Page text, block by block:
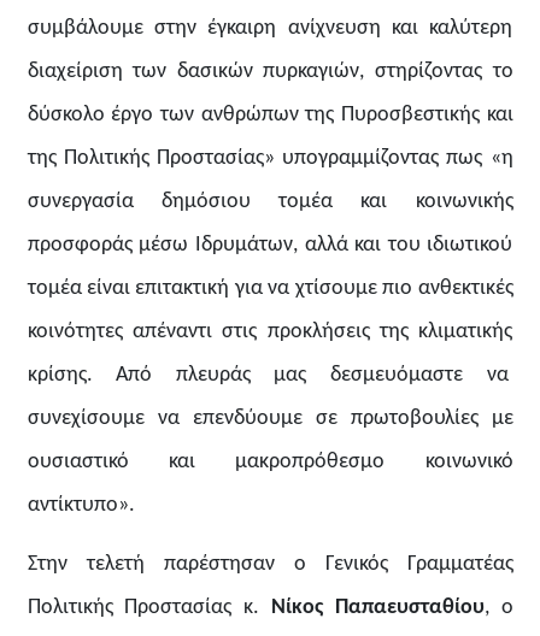
συμβάλουμε στην έγκαιρη ανίχνευση και καλύτερη
διαχείριση των δασικών πυρκαγιών, στηρίζοντας το
δύσκολο έργο των ανθρώπων της Πυροσβεστικής και
της Πολιτικής Προστασίας» υπογραμμίζοντας πως «η
συνεργασία δημόσιου τομέα και κοινωνικής
προσφοράς μέσω Ιδρυμάτων, αλλά και του ιδιωτικού
τομέα είναι επιτακτική για να χτίσουμε πιο ανθεκτικές
κοινότητες απέναντι στις προκλήσεις της κλιματικής
κρίσης. Από πλευράς μας δεσμευόμαστε να
συνεχίσουμε να επενδύουμε σε πρωτοβουλίες με
ουσιαστικό και μακροπρόθεσμο κοινωνικό
αντίκτυπο».
Στην τελετή παρέστησαν ο Γενικός Γραμματέας
Πολιτικής Προστασίας κ.
Νίκος Παπαευσταθίου, ο